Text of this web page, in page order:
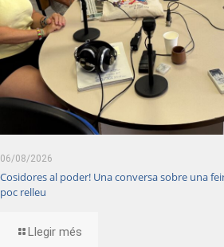
06/08/2026
Cosidores al poder! Una conversa sobre una
poc relleu
Llegir més